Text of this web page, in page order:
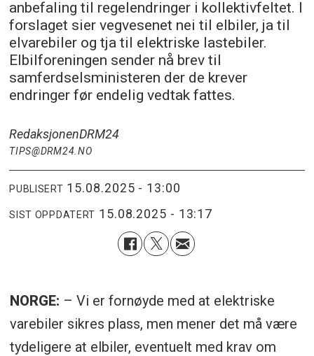
anbefaling til regelendringer i kollektivfeltet. I
forslaget sier vegvesenet nei til elbiler, ja til
elvarebiler og tja til elektriske lastebiler.
Elbilforeningen sender nå brev til
samferdselsministeren der de krever
endringer før endelig vedtak fattes.
RedaksjonenDRM24
TIPS@DRM24.NO
PUBLISERT 15.08.2025 - 13:00
SIST OPPDATERT 15.08.2025 - 13:17
NORGE: – Vi er fornøyde med at elektriske
varebiler sikres plass, men mener det må være
tydeligere at elbiler, eventuelt med krav om